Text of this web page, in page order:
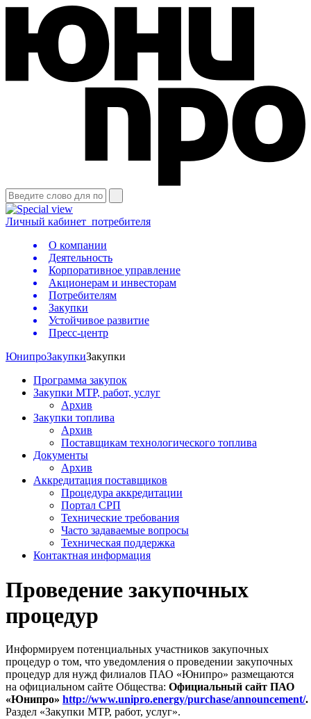
Личный кабинет потребителя
О компании
Деятельность
Корпоративное управление
Акционерам и инвесторам
Потребителям
Закупки
Устойчивое развитие
Пресс-центр
ЮнипроЗакупкиЗакупки
Программа закупок
Закупки МТР, работ, услуг
Архив
Закупки топлива
Архив
Поставщикам технологического топлива
Документы
Архив
Аккредитация поставщиков
Процедура аккредитации
Портал СРП
Технические требования
Часто задаваемые вопросы
Техническая поддержка
Контактная информация
Проведение закупочных
процедур
Информируем потенциальных участников закупочных
процедур о том, что уведомления о проведении закупочных
процедур для нужд филиалов ПАО «Юнипро» размещаются
на официальном сайте Общества: Официальный сайт ПАО
«Юнипро» http://www.unipro.energy/purchase/announcement/.
Раздел «Закупки МТР, работ, услуг».